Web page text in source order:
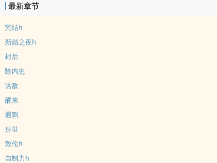
宗旨是别人有的，我闺女都得有。
文章平稳，以肉为主，写着写着也带了点权谋战略。
第一次写文，写着玩，有不好的大家见谅。
本文原名用女主命名（卫晴央），想写的时候很兴奋，马上开写，之
后一直想着情节，没有合意的文名，就是深情的宠爱和长久的陪伴。
标签： ‍‌1‍‎‍V‎‎1‎ / H / BG / 古代 / ‎肉‎‍文‍‌ /
最新章节
完结h
新婚之夜h
封后
除内患
诱敌
醒来
遇刺
身世
敦伦h
自制力h